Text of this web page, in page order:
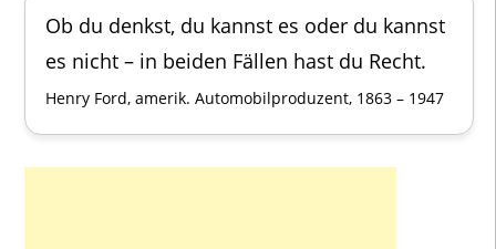
Ob du denkst, du kannst es oder du kannst
es nicht – in beiden Fällen hast du Recht.
Henry Ford, amerik. Automobilproduzent, 1863 – 1947